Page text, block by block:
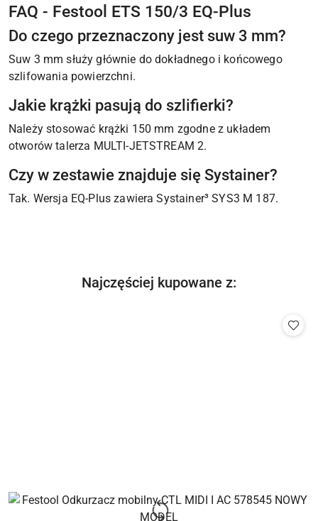
FAQ - Festool ETS 150/3 EQ-Plus
Do czego przeznaczony jest suw 3 mm?
Suw 3 mm służy głównie do dokładnego i końcowego
szlifowania powierzchni.
Jakie krążki pasują do szlifierki?
Należy stosować krążki 150 mm zgodne z układem
otworów talerza MULTI-JETSTREAM 2.
Czy w zestawie znajduje się Systainer?
Tak. Wersja EQ-Plus zawiera Systainer³ SYS3 M 187.
Pomiń karuzelę produktów
Produkty
Najczęściej kupowane z: